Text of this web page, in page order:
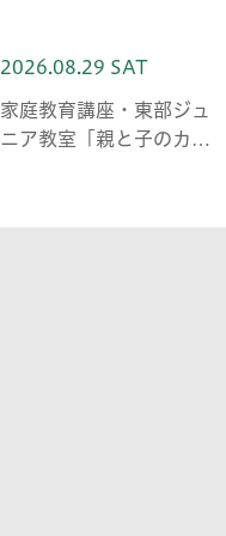
2026.08.29 SAT
家庭教育講座・東部ジュ
ニア教室「親と子のカッ